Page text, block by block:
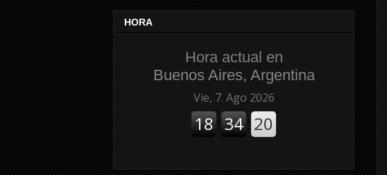
HORA
Hora actual en
Buenos Aires, Argentina